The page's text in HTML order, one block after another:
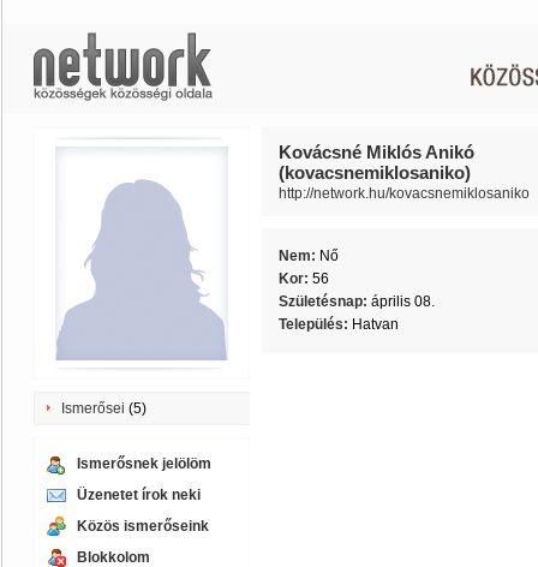
Ismerősei (5)
Ismerősnek jelölöm
Üzenetet írok neki
Közös ismerőseink
Blokkolom
Kovácsné Miklós Anikó
(kovacsnemiklosaniko)
http://network.hu/kovacsnemiklosaniko
Nem: Nő
Kor: 56
Születésnap: április 08.
Település: Hatvan